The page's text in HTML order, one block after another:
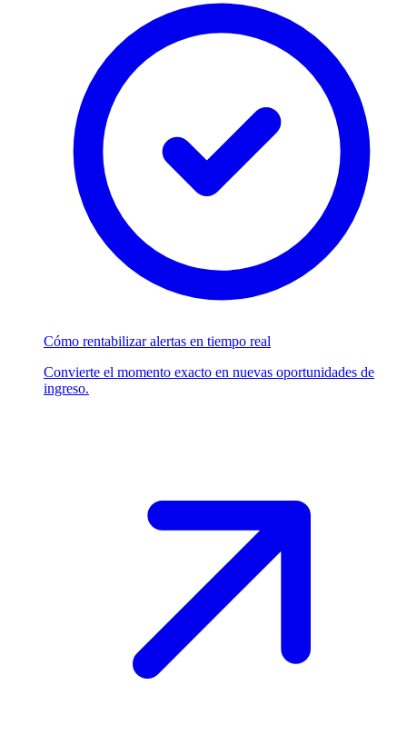
Cómo rentabilizar alertas en tiempo real
Convierte el momento exacto en nuevas oportunidades de
ingreso.